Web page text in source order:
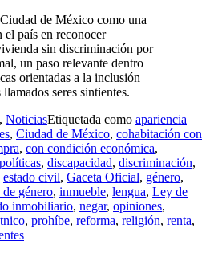
de México como una
el país en reconocer
sin discriminación por
un paso relevante dentro
orientadas a la inclusión
seres sintientes.
, NoticiasEtiquetada como apariencia
, Ciudad de México, cohabitación con
, con condición económica,
, discapacidad, discriminación,
estado civil, Gaceta Oficial, género,
género, inmueble, lengua, Ley de
inmobiliario, negar, opiniones,
, prohíbe, reforma, religión, renta,